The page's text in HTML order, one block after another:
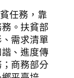
任務，靠
。扶貧部
需求清單
、進度傳
商務部分